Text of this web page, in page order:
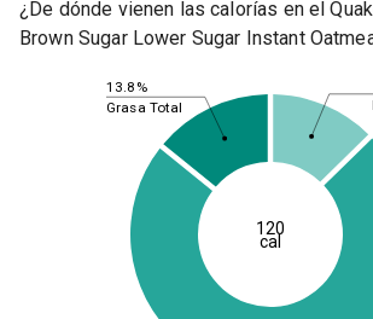
¿De dónde vienen las calorías en el
Brown Sugar Lower Sugar Instant
13.8%
Grasa Total
120
cal